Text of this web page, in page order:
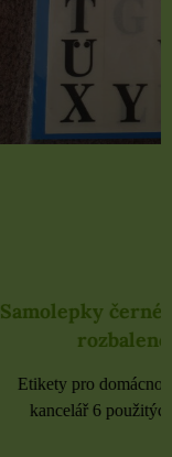
Samolepky černé
rozbaleno
Etikety pro
kancelář 6 použitých